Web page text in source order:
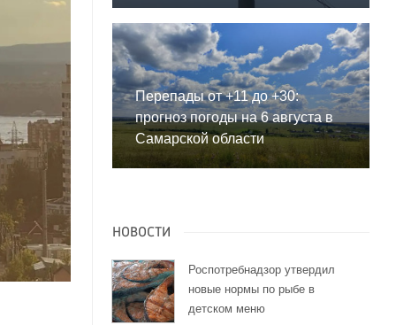
Перепады от +11 до +30:
прогноз погоды на 6 августа в
Самарской области
НОВОСТИ
Роспотребнадзор утвердил
новые нормы по рыбе в
детском меню